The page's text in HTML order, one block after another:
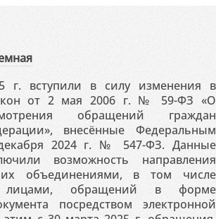
г. вступили в силу изменения в
от 2 мая 2006 г. № 59-ФЗ «О
обращений граждан
внесённые Федеральным
2024 г. № 547-ФЗ. Данные
возможность направления
объединениями, в том числе
лицами, обращений в форме
посредством электронной